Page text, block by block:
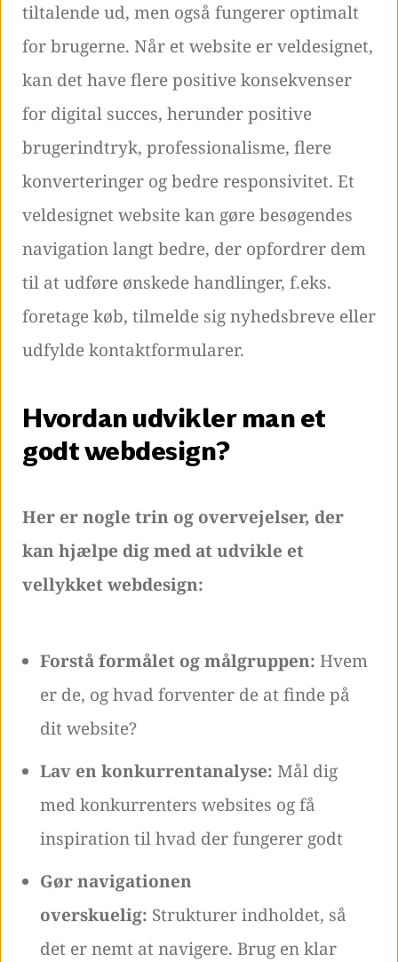
tiltalende ud, men også fungerer optimalt
for brugerne. Når et website er veldesignet,
kan det have flere positive konsekvenser
for digital succes, herunder positive
brugerindtryk, professionalisme, flere
konverteringer og bedre responsivitet. Et
veldesignet website kan gøre besøgendes
navigation langt bedre, der opfordrer dem
til at udføre ønskede handlinger, f.eks.
foretage køb, tilmelde sig nyhedsbreve eller
udfylde kontaktformularer.
Hvordan udvikler man et
godt webdesign?
Her er nogle trin og overvejelser, der
kan hjælpe dig med at udvikle et
vellykket webdesign:
Forstå formålet og målgruppen: Hvem
er de, og hvad forventer de at finde på
dit website?
Lav en konkurrentanalyse: Mål dig
med konkurrenters websites og få
inspiration til hvad der fungerer godt
Gør navigationen
overskuelig: Strukturer indholdet, så
det er nemt at navigere. Brug en klar